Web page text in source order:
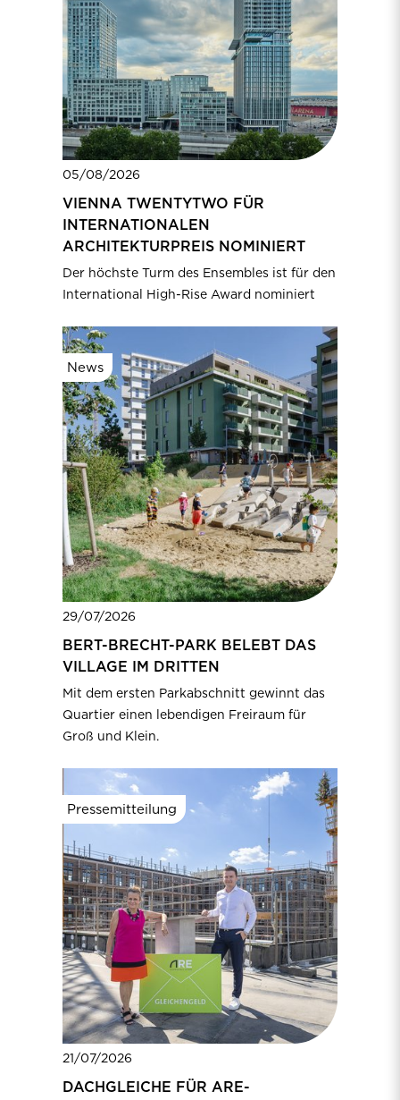
05/08/2026
VIENNA TWENTYTWO FÜR
INTERNATIONALEN
ARCHITEKTURPREIS NOMINIERT
Der höchste Turm des Ensembles ist für den
International High-Rise Award nominiert
News
29/07/2026
BERT-BRECHT-PARK BELEBT DAS
VILLAGE IM DRITTEN
Mit dem ersten Parkabschnitt gewinnt das
Quartier einen lebendigen Freiraum für
Groß und Klein.
Pressemitteilung
21/07/2026
DACHGLEICHE FÜR ARE-